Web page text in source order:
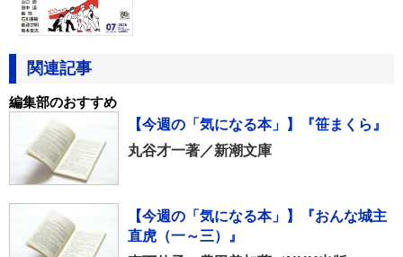
関連記事
編集部のおすすめ
【今週の「気になる本」】『笹まくら』
丸谷才一著／新潮文庫
【今週の「気になる本」】『おんな城主
直虎（一～三）』